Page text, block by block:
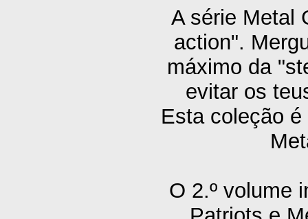
A série Metal
action".
máximo da
evitar os
Esta coleção
O 2.º volume